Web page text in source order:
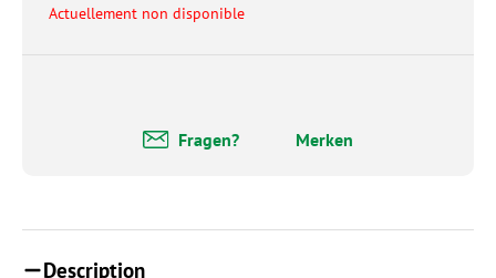
Actuellement non disponible
Fragen? Merken
Description